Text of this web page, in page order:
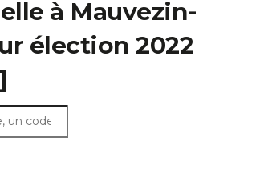
à Mauvezin-
élection 2022